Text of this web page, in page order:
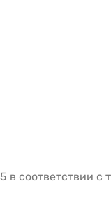
в соответствии